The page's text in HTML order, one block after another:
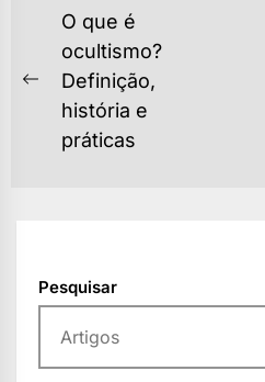
NAVEGAÇÃO
POST
Previous
post:
O que é
ocultismo?
Definição,
história e
práticas
Pesquisar